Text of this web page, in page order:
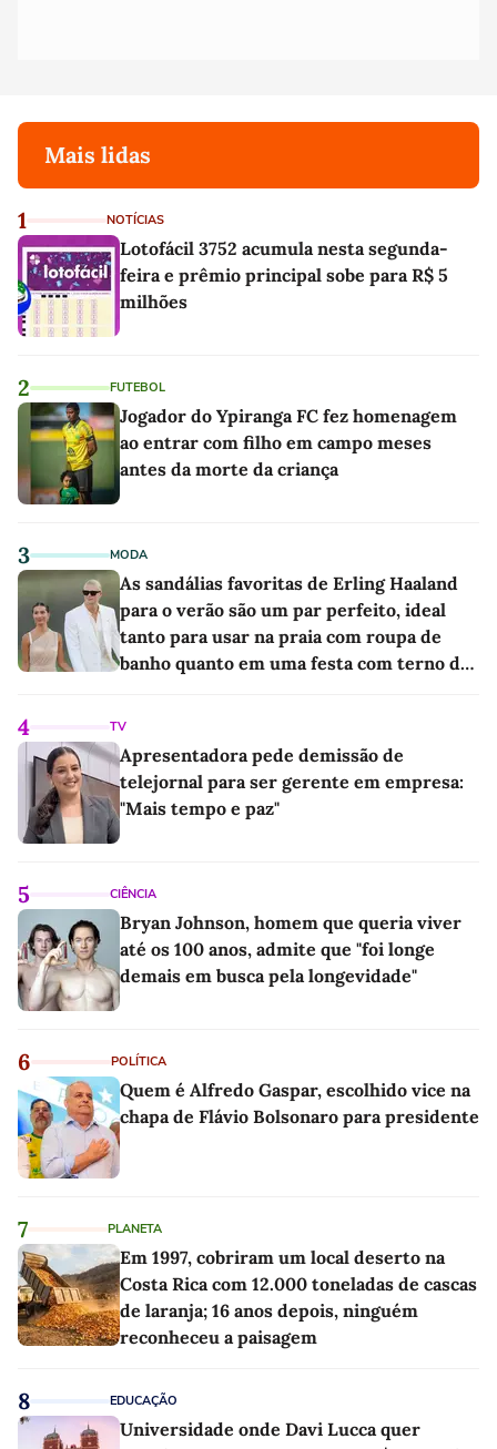
Mais lidas
1 NOTÍCIAS
Lotofácil 3752 acumula nesta segunda-
feira e prêmio principal sobe para R$ 5
milhões
2 FUTEBOL
Jogador do Ypiranga FC fez homenagem
ao entrar com filho em campo meses
antes da morte da criança
3 MODA
As sandálias favoritas de Erling Haaland
para o verão são um par perfeito, ideal
tanto para usar na praia com roupa de
banho quanto em uma festa com terno de
4 TV
Apresentadora pede demissão de
telejornal para ser gerente em empresa:
"Mais tempo e paz"
5 CIÊNCIA
Bryan Johnson, homem que queria viver
até os 100 anos, admite que "foi longe
demais em busca pela longevidade"
6 POLÍTICA
Quem é Alfredo Gaspar, escolhido vice na
chapa de Flávio Bolsonaro para presidente
7 PLANETA
Em 1997, cobriram um local deserto na
Costa Rica com 12.000 toneladas de cascas
de laranja; 16 anos depois, ninguém
reconheceu a paisagem
8 EDUCAÇÃO
Universidade onde Davi Lucca quer